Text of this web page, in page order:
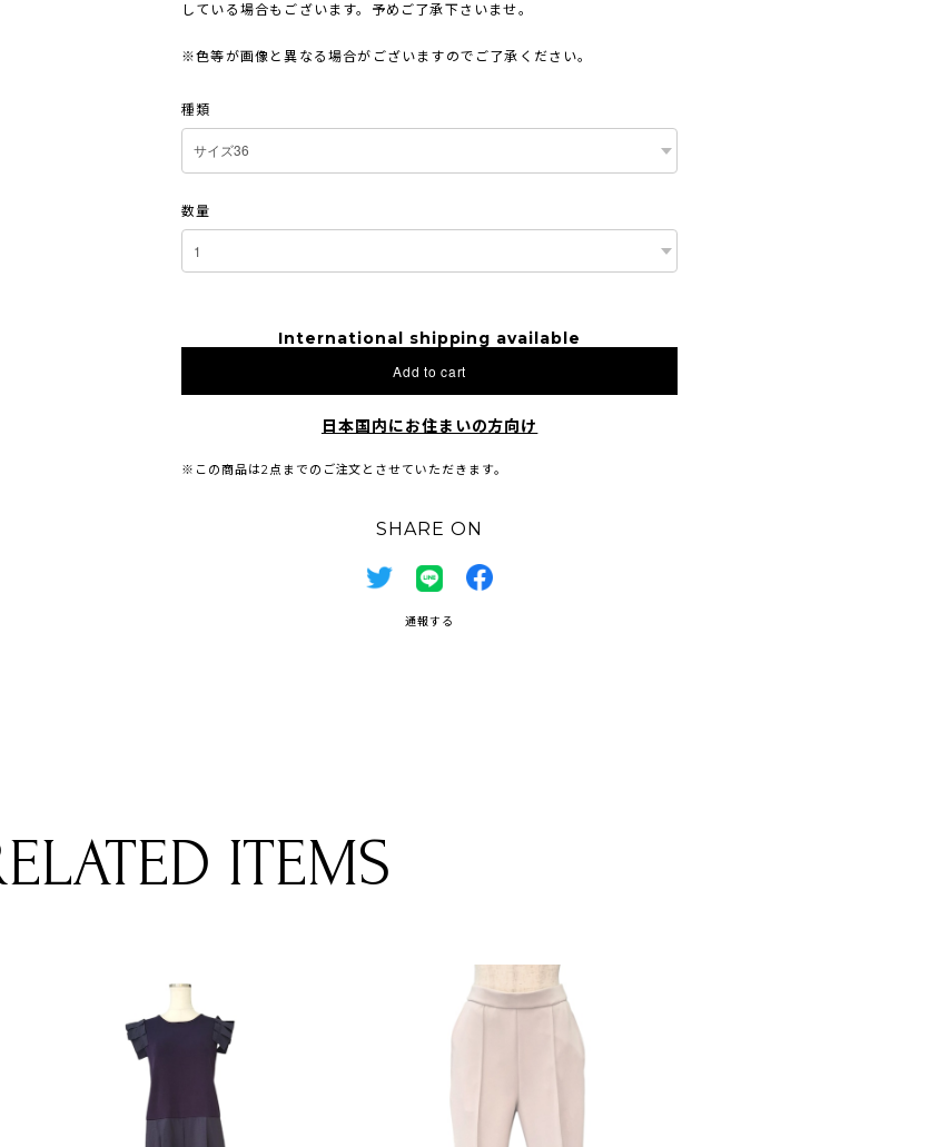
している場合もございます。予めご了承下さいませ。
※色等が画像と異なる場合がございますのでご了承ください。
種類
数量
International shipping available
Add to cart
日本国内にお住まいの方向け
※この商品は2点までのご注文とさせていただきます。
SHARE ON
通報する
ITEMS